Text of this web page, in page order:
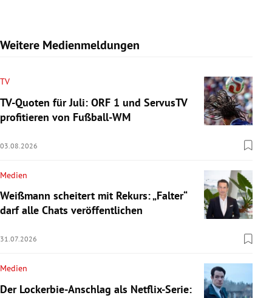
Weitere Medienmeldungen
TV
TV-Quoten für Juli: ORF 1 und ServusTV
profitieren von Fußball-WM
03.08.2026
Medien
Weißmann scheitert mit Rekurs: „Falter“
darf alle Chats veröffentlichen
31.07.2026
Medien
Der Lockerbie-Anschlag als Netflix-Serie: